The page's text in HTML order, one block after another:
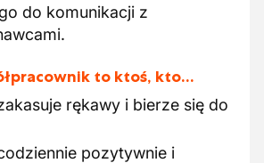
do komunikacji z
to ktoś, kto…
rękawy i bierze się do
pozytywnie i